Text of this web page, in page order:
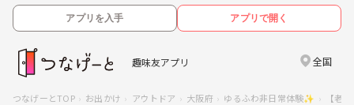
アプリを入手 アプリで開く
趣味友アプリ 全国
つなげーとTOP お出かけ アウトドア 大阪府 ゆるふわ非日常体験✨ 【老